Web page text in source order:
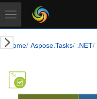
Home Aspose.Tasks .NET